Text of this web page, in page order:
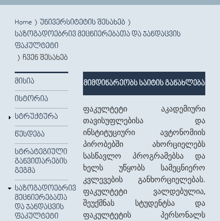
You are here
Home
უნივერსიტეტის შესახებ
საზოგადოებრივ მეცნიერებათა და ჯანდაცვის
ფაკულტეტი
ჩვენ შესახებ
ᲛᲘᲡᲘᲐ
ᲘᲡᲢᲝᲠᲘᲐ
ᲡᲢᲠᲣᲥᲢᲣᲠᲐ
ᲬᲔᲡᲓᲔᲑᲐ
ᲡᲢᲠᲐᲢᲔᲒᲘᲣᲚᲘ
ᲒᲐᲜᲕᲘᲗᲐᲠᲔᲑᲘᲡ
ᲒᲔᲒᲛᲐ
ᲡᲐᲖᲝᲒᲐᲓᲝᲔᲑᲠᲘᲕ
ᲛᲔᲪᲜᲘᲔᲠᲔᲑᲐᲗᲐ
ᲓᲐ ᲯᲐᲜᲓᲐᲪᲕᲘᲡ
ᲤᲐᲙᲣᲚᲢᲔᲢᲘ
მიმდინარეობს საიტის განახლება
ფაკულტეტი აკადემიური
თავისუფლებისა და
ინსტიტუციური ავტონომიის
პირობებში ახორციელებს
სასწავლო პროგრამებსა და
ხელს უწყობს სამეცნიერო
კვლევების განხორციელებას.
ფაკულტეტი ვალდებულია,
შეუქმნას სტუდენტსა და
ფაკულტეტის პერსონალს